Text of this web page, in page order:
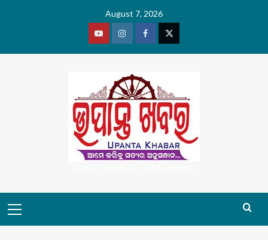
August 7, 2026
YoutubeVimeoFacebookTwitter
Menu